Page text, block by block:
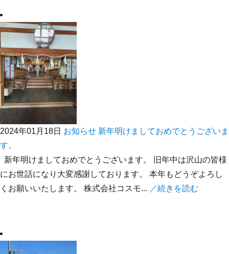
2024年01月18日 お知らせ 新年明けましておめでとうございま
す。
新年明けましておめでとうございます。 旧年中は沢山の皆様
にお世話になり大変感謝しております。 本年もどうぞよろし
くお願いいたします。 株式会社コスモ... ／続きを読む